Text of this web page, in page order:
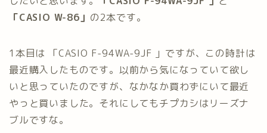
「CASIO W-86」 の2本です。
1本目は 「CASIO F-94WA-9JF 」ですが、この時計は
最近購入したものです。以前から気になっていて欲し
いと思っていたのですが、なかなか買わずにいて最近
やっと買いました。それにしてもチプカシはリーズナ
ブルですな。